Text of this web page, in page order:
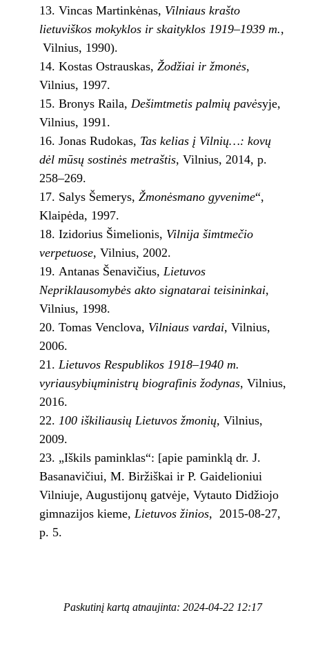
Vincas Martinkėnas, Vilniaus krašto
lietuviškos mokyklos ir skaityklos 1919–1939 m.,
Vilnius, 1990).
Kostas Ostrauskas, Žodžiai ir žmonės,
Vilnius, 1997.
Bronys Raila, Dešimtmetis palmių pavėsyje,
Vilnius, 1991.
Jonas Rudokas, Tas kelias į Vilnių…: kovų
dėl mūsų sostinės metraštis, Vilnius, 2014, p.
258–269.
Salys Šemerys, Žmonėsmano gyvenime“,
Klaipėda, 1997.
Izidorius Šimelionis, Vilnija šimtmečio
verpetuose, Vilnius, 2002.
Antanas Šenavičius, Lietuvos
Nepriklausomybės akto signatarai teisininkai,
Vilnius, 1998.
Tomas Venclova, Vilniaus vardai, Vilnius,
2006.
Lietuvos Respublikos 1918–1940 m.
vyriausybiųministrų biografinis žodynas, Vilnius,
2016.
100 iškiliausių Lietuvos žmonių, Vilnius,
2009.
„Iškils paminklas“: [apie paminklą dr. J.
Basanavičiui, M. Biržiškai ir P. Gaidelioniui
Vilniuje, Augustijonų gatvėje, Vytauto Didžiojo
gimnazijos kieme, Lietuvos žinios, 2015-08-27,
p. 5.
Paskutinį kartą atnaujinta: 2024-04-22 12:17